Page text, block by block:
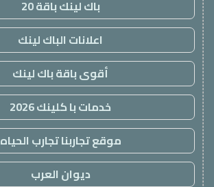
باك لينك باقة 20
اعلانات الباك لينك
أقوى باقة باك لينك
خدمات با كلينك 2026
موقع تجاربنا تجارب الحياه
ديوان العرب